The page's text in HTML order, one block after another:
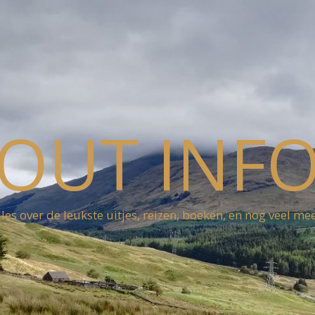
over de leukste uitjes, reizen, boeken, en nog veel